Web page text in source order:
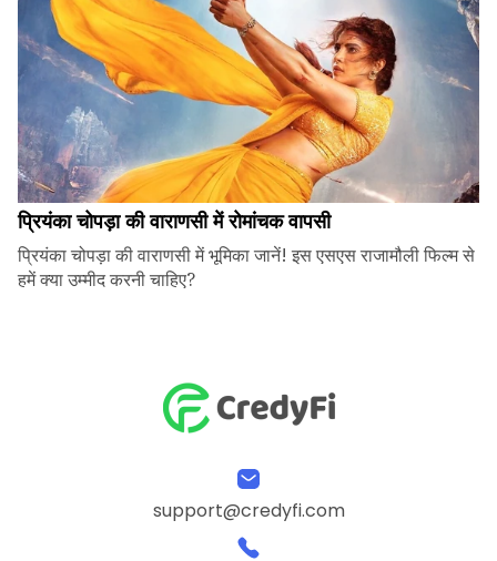
प्रियंका चोपड़ा की वाराणसी में रोमांचक वापसी
प्रियंका चोपड़ा की वाराणसी में भूमिका जानें! इस एसएस राजामौली फिल्म से
हमें क्या उम्मीद करनी चाहिए?
support@credyfi.com